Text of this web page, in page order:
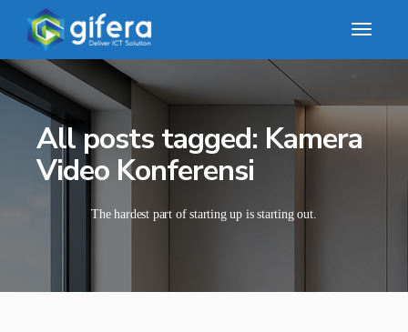
All posts tagged: Kamera
Video Konferensi
The hardest part of starting up is starting out.